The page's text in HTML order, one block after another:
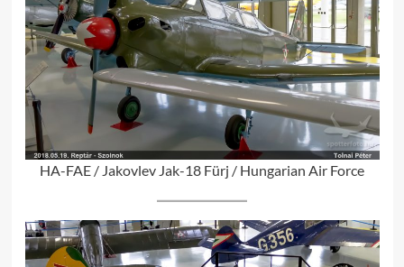
HA-FAE / Jakovlev Jak-18 Fürj / Hungarian Air Force